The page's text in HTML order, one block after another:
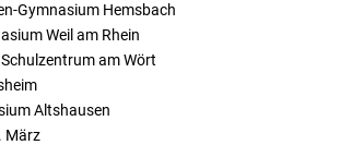
Gymnasium Hemsbach
Weil am Rhein
am Wört
Altshausen
März